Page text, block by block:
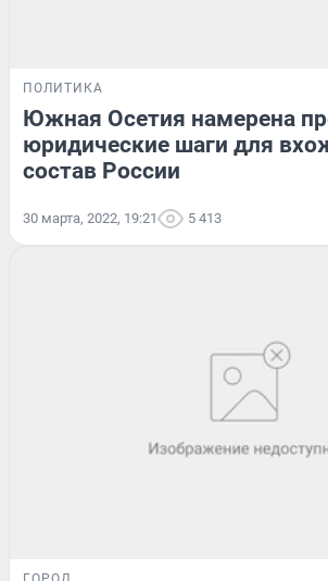
ПОЛИТИКА
Южная Осетия намерена
юридические шаги для
состав России
30 марта, 2022, 19:21 5 413